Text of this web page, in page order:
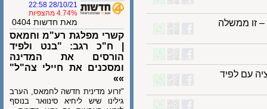
ממשלה
עם לפיד
28/10/21 22:58
4.74% מהצפיות
מאת חדשות 0404
קשרי מפלגת רע"מ וחמאס
| ח"כ רגב: "בנט ולפיד
הורסים את המדינה
ומסכנים את חיילי צה"ל"
"‏זרוע מדינית חדשה לחמאס, הערב
גילינו שיש ליחיא סינוואר בנוסף